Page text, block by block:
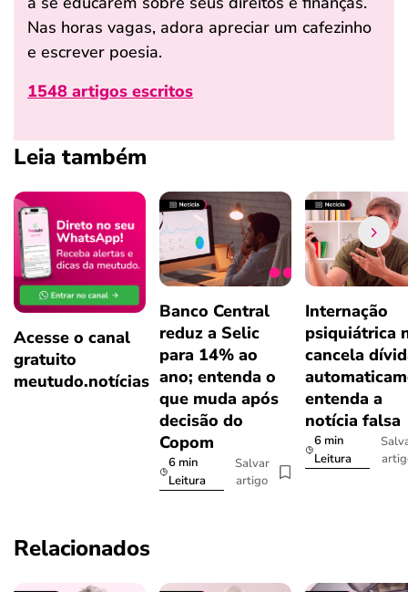
Nas horas vagas, adora apreciar um cafezinho
e escrever poesia.
1548 artigos escritos
Leia também
Acesse o canal
gratuito
meutudo.notícias
Banco Central
reduz a Selic
para 14% ao
ano; entenda o
que muda após
decisão do
Copom
6 min
Leitura
Salvar
artigo
Internação
psiquiátrica
cancela
entenda a
notícia falsa
6 min
Leitura
Relacionados